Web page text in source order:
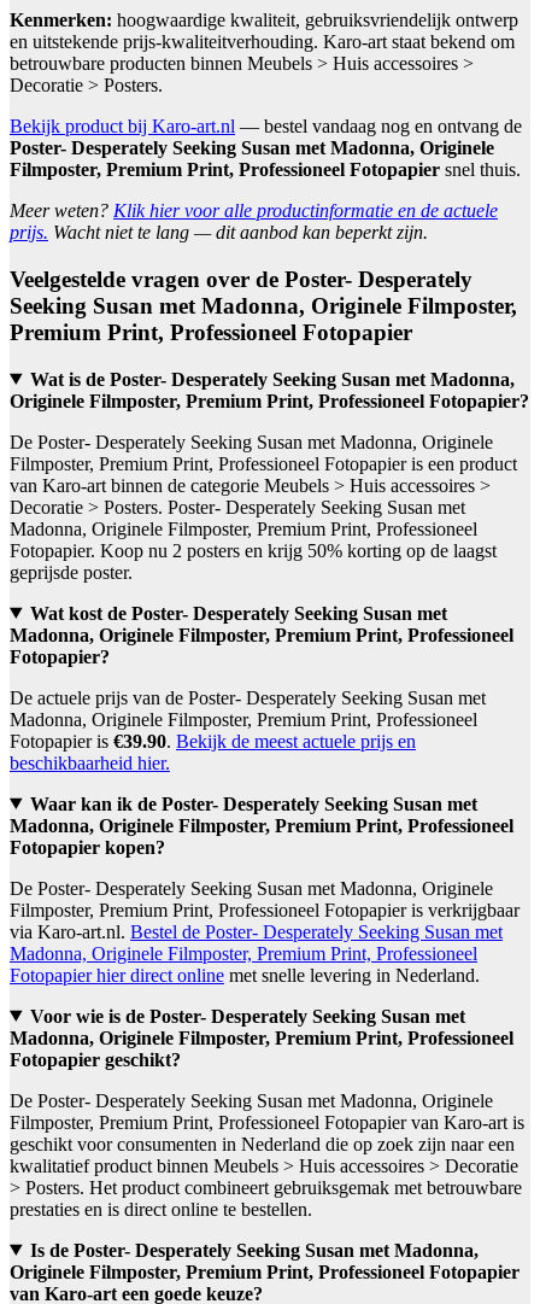
Kenmerken: hoogwaardige kwaliteit, gebruiksvriendelijk ontwerp
en uitstekende prijs-kwaliteitverhouding. Karo-art staat bekend om
betrouwbare producten binnen Meubels > Huis accessoires >
Decoratie > Posters.
Bekijk product bij Karo-art.nl — bestel vandaag nog en ontvang de
Poster- Desperately Seeking Susan met Madonna, Originele
Filmposter, Premium Print, Professioneel Fotopapier snel thuis.
Meer weten? Klik hier voor alle productinformatie en de actuele
prijs. Wacht niet te lang — dit aanbod kan beperkt zijn.
Veelgestelde vragen over de Poster- Desperately
Seeking Susan met Madonna, Originele Filmposter,
Premium Print, Professioneel Fotopapier
Wat is de Poster- Desperately Seeking Susan met Madonna,
Originele Filmposter, Premium Print, Professioneel Fotopapier?
De Poster- Desperately Seeking Susan met Madonna, Originele
Filmposter, Premium Print, Professioneel Fotopapier is een product
van Karo-art binnen de categorie Meubels > Huis accessoires >
Decoratie > Posters. Poster- Desperately Seeking Susan met
Madonna, Originele Filmposter, Premium Print, Professioneel
Fotopapier. Koop nu 2 posters en krijg 50% korting op de laagst
geprijsde poster.
Wat kost de Poster- Desperately Seeking Susan met
Madonna, Originele Filmposter, Premium Print, Professioneel
Fotopapier?
De actuele prijs van de Poster- Desperately Seeking Susan met
Madonna, Originele Filmposter, Premium Print, Professioneel
Fotopapier is €39.90. Bekijk de meest actuele prijs en
beschikbaarheid hier.
Waar kan ik de Poster- Desperately Seeking Susan met
Madonna, Originele Filmposter, Premium Print, Professioneel
Fotopapier kopen?
De Poster- Desperately Seeking Susan met Madonna, Originele
Filmposter, Premium Print, Professioneel Fotopapier is verkrijgbaar
via Karo-art.nl. Bestel de Poster- Desperately Seeking Susan met
Madonna, Originele Filmposter, Premium Print, Professioneel
Fotopapier hier direct online met snelle levering in Nederland.
Voor wie is de Poster- Desperately Seeking Susan met
Madonna, Originele Filmposter, Premium Print, Professioneel
Fotopapier geschikt?
De Poster- Desperately Seeking Susan met Madonna, Originele
Filmposter, Premium Print, Professioneel Fotopapier van Karo-art is
geschikt voor consumenten in Nederland die op zoek zijn naar een
kwalitatief product binnen Meubels > Huis accessoires > Decoratie
> Posters. Het product combineert gebruiksgemak met betrouwbare
prestaties en is direct online te bestellen.
Is de Poster- Desperately Seeking Susan met Madonna,
Originele Filmposter, Premium Print, Professioneel Fotopapier
van Karo-art een goede keuze?